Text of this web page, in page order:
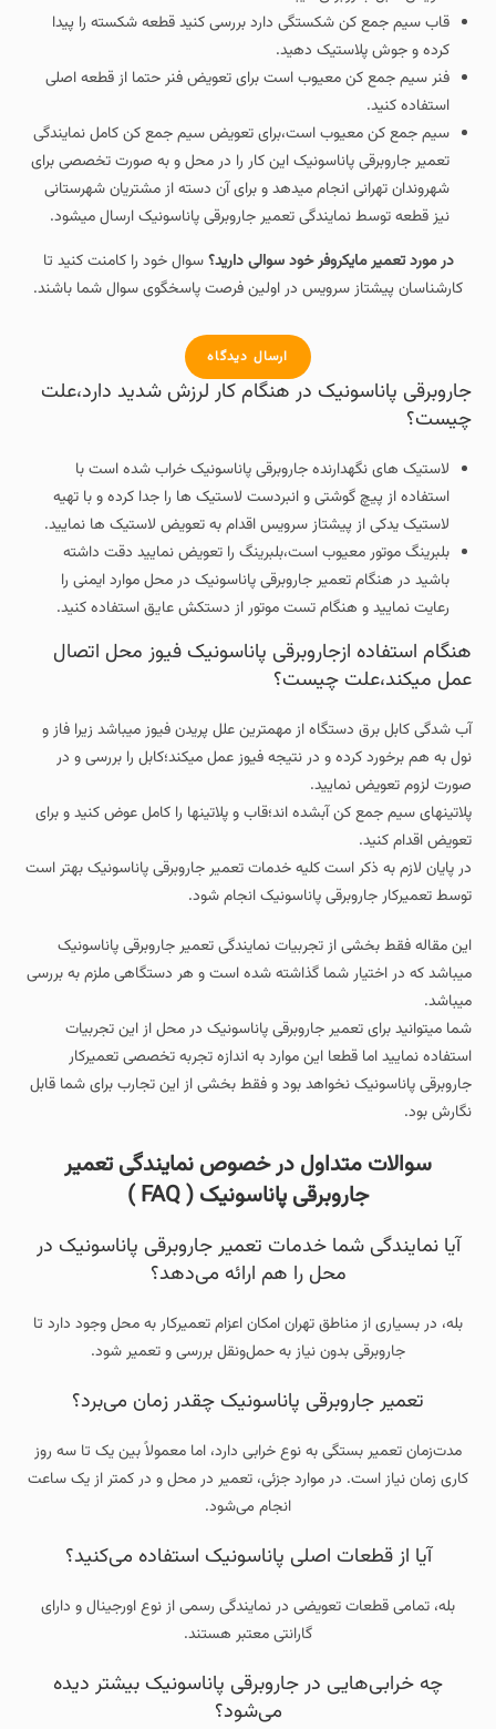
قاب سیم جمع کن شکستگی دارد بررسی کنید قطعه شکسته را پیدا
کرده و جوش پلاستیک دهید.
فنر سیم جمع کن معیوب است برای تعویض فنر حتما از قطعه اصلی
استفاده کنید.
سیم جمع کن معیوب است،برای تعویض سیم جمع کن کامل نمایندگی
تعمیر جاروبرقی پاناسونیک این کار را در محل و به صورت تخصصی برای
شهروندان تهرانی انجام میدهد و برای آن دسته از مشتریان شهرستانی
نیز قطعه توسط نمایندگی تعمیر جاروبرقی پاناسونیک ارسال میشود.
در مورد تعمیر مایکروفر خود سوالی دارید؟سوال خود را کامنت کنید تا
کارشناسان پیشتاز سرویس در اولین فرصت پاسخگوی سوال شما باشند.
ارسال دیدگاه
جاروبرقی پاناسونیک در هنگام کار لرزش شدید دارد،علت
چیست؟
لاستیک های نگهدارنده جاروبرقی پاناسونیک خراب شده است با
استفاده از پیچ گوشتی و انبردست لاستیک ها را جدا کرده و با تهیه
لاستیک یدکی از پیشتاز سرویس اقدام به تعویض لاستیک ها نمایید.
بلبرینگ موتور معیوب است،بلبرینگ را تعویض نمایید دقت داشته
باشید در هنگام تعمیر جاروبرقی پاناسونیک در محل موارد ایمنی را
رعایت نمایید و هنگام تست موتور از دستکش عایق استفاده کنید.
هنگام استفاده ازجاروبرقی پاناسونیک فیوز محل اتصال
عمل میکند،علت چیست؟
آب شدگی کابل برق دستگاه از مهمترین علل پریدن فیوز میباشد زیرا فاز و
نول به هم برخورد کرده و در نتیجه فیوز عمل میکند؛کابل را بررسی و در
صورت لزوم تعویض نمایید.
پلاتینهای سیم جمع کن آبشده اند؛قاب و پلاتینها را کامل عوض کنید و برای
تعویض اقدام کنید.
در پایان لازم به ذکر است کلیه خدمات تعمیر جاروبرقی پاناسونیک بهتر است
توسط تعمیرکار جاروبرقی پاناسونیک انجام شود.
این مقاله فقط بخشی از تجربیات نمایندگی تعمیر جاروبرقی پاناسونیک
میباشد که در اختیار شما گذاشته شده است و هر دستگاهی ملزم به بررسی
میباشد.
شما میتوانید برای تعمیر جاروبرقی پاناسونیک در محل از این تجربیات
استفاده نمایید اما قطعا این موارد به اندازه تجربه تخصصی تعمیرکار
جاروبرقی پاناسونیک نخواهد بود و فقط بخشی از این تجارب برای شما قابل
نگارش بود.
سوالات متداول در خصوص نمایندگی تعمیر
جاروبرقی پاناسونیک ( FAQ )
آیا نمایندگی شما خدمات تعمیر جاروبرقی پاناسونیک در
محل را هم ارائه می‌دهد؟
بله، در بسیاری از مناطق تهران امکان اعزام تعمیرکار به محل وجود دارد تا
جاروبرقی بدون نیاز به حمل‌ونقل بررسی و تعمیر شود.
تعمیر جاروبرقی پاناسونیک چقدر زمان می‌برد؟
مدت‌زمان تعمیر بستگی به نوع خرابی دارد، اما معمولاً بین یک تا سه روز
کاری زمان نیاز است. در موارد جزئی، تعمیر در محل و در کمتر از یک ساعت
انجام می‌شود.
آیا از قطعات اصلی پاناسونیک استفاده می‌کنید؟
بله، تمامی قطعات تعویضی در نمایندگی رسمی از نوع اورجینال و دارای
گارانتی معتبر هستند.
چه خرابی‌هایی در جاروبرقی پاناسونیک بیشتر دیده
می‌شود؟